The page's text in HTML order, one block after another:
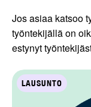
Jos asiaa katsoo
työntekijällä on
estynyt
LAUSUNTO